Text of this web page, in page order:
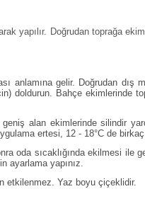
yapılır. Doğrudan toprağa
anlamına gelir. Doğrudan dış
doldurun. Bahçe ekimlerinde
alan ekimlerinde silindir
ertesi, 12 - 18°C de
oda sıcaklığında ekilmesi ile
ayarlama yapınız.
etkilenmez. Yaz boyu çiçeklidir.